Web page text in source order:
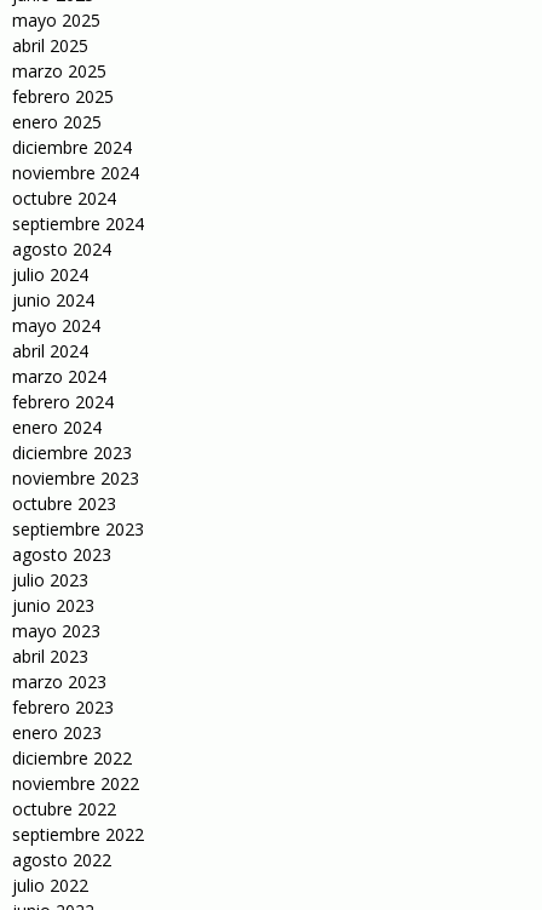
mayo 2025
abril 2025
marzo 2025
febrero 2025
enero 2025
diciembre 2024
noviembre 2024
octubre 2024
septiembre 2024
agosto 2024
julio 2024
junio 2024
mayo 2024
abril 2024
marzo 2024
febrero 2024
enero 2024
diciembre 2023
noviembre 2023
octubre 2023
septiembre 2023
agosto 2023
julio 2023
junio 2023
mayo 2023
abril 2023
marzo 2023
febrero 2023
enero 2023
diciembre 2022
noviembre 2022
octubre 2022
septiembre 2022
agosto 2022
julio 2022